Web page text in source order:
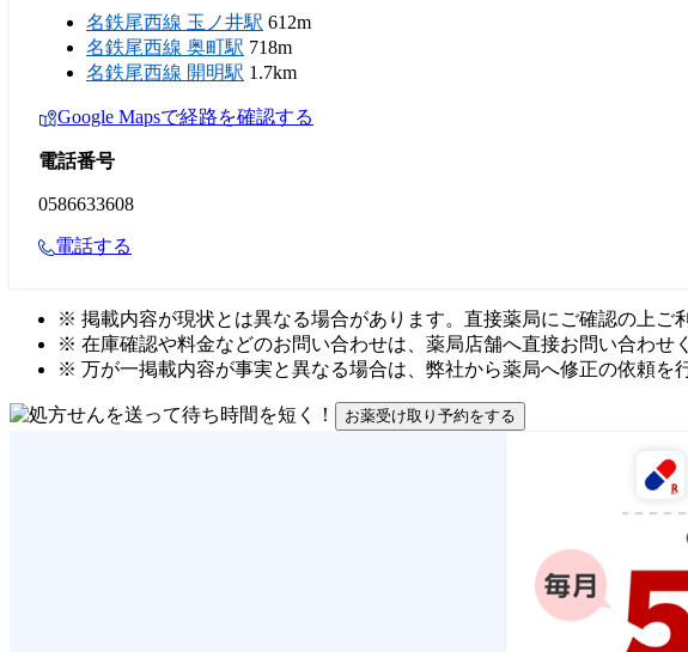
名鉄尾西線 玉ノ井駅 612m
名鉄尾西線 奥町駅 718m
名鉄尾西線 開明駅 1.7km
Google Mapsで経路を確認する
電話番号
0586633608
電話する
※ 掲載内容が現状とは異なる場合があります。直接薬局にご確認の上ご
※ 在庫確認や料金などのお問い合わせは、薬局店舗へ直接お問い合わせ
※ 万が一掲載内容が事実と異なる場合は、弊社から薬局へ修正の依頼を
お薬受け取り予約をする